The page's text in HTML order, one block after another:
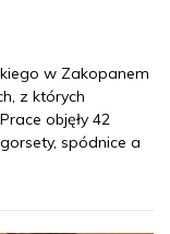
w Zakopanem
z których
objęły 42
spódnice a